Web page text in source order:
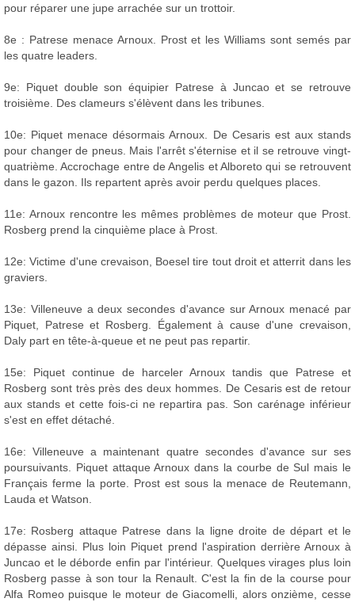
pour réparer une jupe arrachée sur un trottoir.
8e : Patrese menace Arnoux. Prost et les Williams sont semés par
les quatre leaders.
9e: Piquet double son équipier Patrese à Juncao et se retrouve
troisième. Des clameurs s'élèvent dans les tribunes.
10e: Piquet menace désormais Arnoux. De Cesaris est aux stands
pour changer de pneus. Mais l'arrêt s'éternise et il se retrouve vingt-
quatrième. Accrochage entre de Angelis et Alboreto qui se retrouvent
dans le gazon. Ils repartent après avoir perdu quelques places.
11e: Arnoux rencontre les mêmes problèmes de moteur que Prost.
Rosberg prend la cinquième place à Prost.
12e: Victime d'une crevaison, Boesel tire tout droit et atterrit dans les
graviers.
13e: Villeneuve a deux secondes d'avance sur Arnoux menacé par
Piquet, Patrese et Rosberg. Également à cause d'une crevaison,
Daly part en tête-à-queue et ne peut pas repartir.
15e: Piquet continue de harceler Arnoux tandis que Patrese et
Rosberg sont très près des deux hommes. De Cesaris est de retour
aux stands et cette fois-ci ne repartira pas. Son carénage inférieur
s'est en effet détaché.
16e: Villeneuve a maintenant quatre secondes d'avance sur ses
poursuivants. Piquet attaque Arnoux dans la courbe de Sul mais le
Français ferme la porte. Prost est sous la menace de Reutemann,
Lauda et Watson.
17e: Rosberg attaque Patrese dans la ligne droite de départ et le
dépasse ainsi. Plus loin Piquet prend l'aspiration derrière Arnoux à
Juncao et le déborde enfin par l'intérieur. Quelques virages plus loin
Rosberg passe à son tour la Renault. C'est la fin de la course pour
Alfa Romeo puisque le moteur de Giacomelli, alors onzième, cesse